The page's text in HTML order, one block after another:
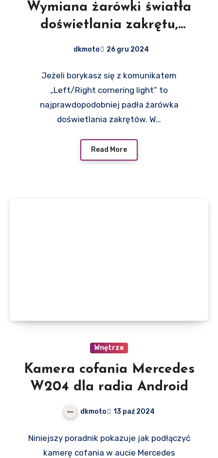
Wymiana żarówki światła
doświetlania zakrętu,
dkmoto 26 gru 2024
Jeżeli borykasz się z komunikatem
„Left/Right cornering light” to
najprawdopodobniej padła żarówka
doświetlania zakrętów. W…
Read More
Wnętrze
Kamera cofania Mercedes
W204 dla radia Android
dkmoto 13 paź 2024
Niniejszy poradnik pokazuje jak podłączyć
kamerę cofania w aucie Mercedes